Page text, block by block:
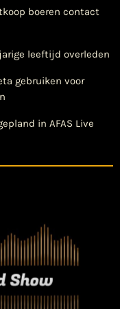
boeren contact
leeftijd overleden
gebruiken voor
in AFAS Live